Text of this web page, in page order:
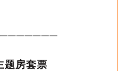
题房套票